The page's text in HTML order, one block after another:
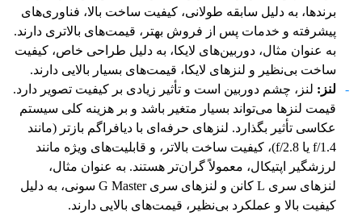
برندها، به دلیل سابقه طولانی، کیفیت ساخت بالا، فناوری‌های
پیشرفته و خدمات پس از فروش بهتر، قیمت‌های بالاتری دارند.
به عنوان مثال، دوربین‌های لایکا، به دلیل طراحی خاص، کیفیت
ساخت بی‌نظیر و لنزهای لایکا، قیمت‌های بسیار بالایی دارند.
لنز: لنز، چشم دوربین است و تأثیر زیادی بر کیفیت تصویر دارد.
قیمت لنزها می‌تواند بسیار متغیر باشد و بر هزینه کلی سیستم
عکاسی تأثیر بگذارد. لنزهای حرفه‌ای با دیافراگم بازتر (مانند
f/1.4 یا f/2.8)، کیفیت ساخت بالاتر، و قابلیت‌های ویژه مانند
لرزشگیر اپتیکال، معمولاً گران‌تر هستند. به عنوان مثال،
لنزهای سری L کانن و لنزهای سری G Master سونی، به دلیل
کیفیت بالا و عملکرد بی‌نظیر، قیمت‌های بالایی دارند.